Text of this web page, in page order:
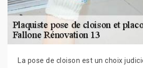
La pose de cloison est un choix